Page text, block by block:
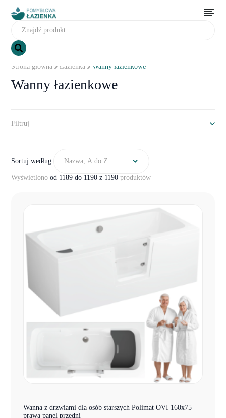
Strona główna Łazienka Wanny łazienkowe
Wanny łazienkowe
Filtruj
Wyświetlono od 1189 do 1190 z 1190produktów
Sortuj według: Nazwa, A do Z
Wanna z drzwiami dla osób starszych Polimat OVI 160x75
prawa panel przedni